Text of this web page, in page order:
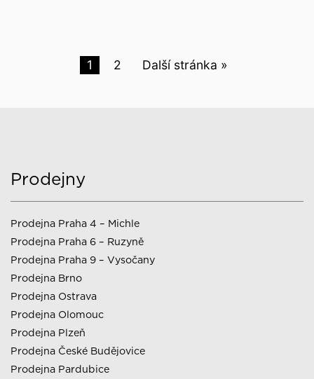
1 2 Další stránka »
Prodejny
Prodejna Praha 4 – Michle
Prodejna Praha 6 – Ruzyně
Prodejna Praha 9 – Vysočany
Prodejna Brno
Prodejna Ostrava
Prodejna Olomouc
Prodejna Plzeň
Prodejna České Budějovice
Prodejna Pardubice